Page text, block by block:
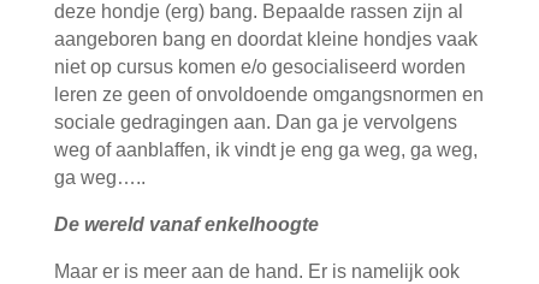
deze hondje (erg) bang. Bepaalde rassen zijn al
aangeboren bang en doordat kleine hondjes vaak
niet op cursus komen e/o gesocialiseerd worden
leren ze geen of onvoldoende omgangsnormen en
sociale gedragingen aan. Dan ga je vervolgens
weg of aanblaffen, ik vindt je eng ga weg, ga weg,
ga weg…..
De wereld vanaf enkelhoogte
Maar er is meer aan de hand. Er is namelijk ook